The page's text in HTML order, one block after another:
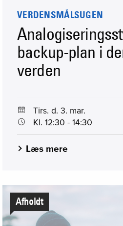
VERDENSMÅLSUGEN
backup-plan i
verden
Tirs. d. 3. mar.
Kl. 12:30 - 14:30
Læs mere
Afholdt